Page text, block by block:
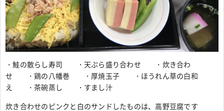
・鮭の散らし寿司 ・天ぷら盛り合わせ ・炊き合わ
せ ・鶏の八幡巻 ・厚焼玉子 ・ほうれん草の白和
え ・茶碗蒸し ・すまし汁
炊き合わせのピンクと白のサンドしたものは、高野豆腐です